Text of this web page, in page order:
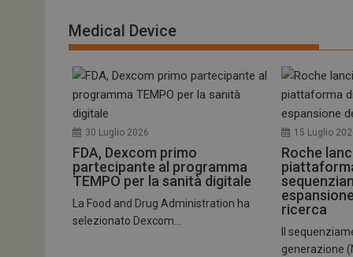
Medical Device
30 Luglio 2026
FDA, Dexcom primo
partecipante al programma
TEMPO per la sanità digitale
La Food and Drug Administration ha
selezionato Dexcom...
15 Luglio
Roche
ricerca
Il
generazione
tracking-sites-
ironfish-session-id
ARRAffinity
_ga_Z2VT792F98
tracking-sites-
ironfish-tracking-
enable